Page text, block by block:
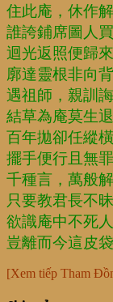
住此庵，休作解
誰誇鋪席圖人買
迴光返照便歸來
廓達靈根非向背
遇祖師，親訓誨
結草為庵莫生退
百年拋卻任縱橫
擺手便行且無罪
千種言，萬般解
只要教君長不昧
欲識庵中不死人
豈離而今這皮袋
[Xem tiếp Tham